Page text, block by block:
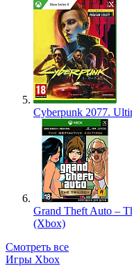
Cyberpunk 2077.
Grand Theft Auto –
(Xbox)
Смотреть все
Игры Xbox